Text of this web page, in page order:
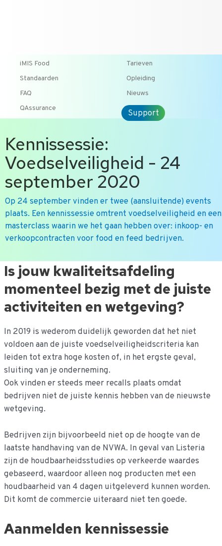
iMIS Food
Tarieven
Standaarden
Opleiding
FAQ
Nieuws
QAssurance
Support
Kennissessie:
Voedselveiligheid - 24
september 2020
Op 24 september vinden er twee (aansluitende) events
plaats. Een kennissessie omtrent voedselveiligheid en een
masterclass waarin we het gaan hebben over: inkoop- en
verkoopcontracten voor food en feed bedrijven.
Ga
naar
de
Is jouw kwaliteitsafdeling
momenteel bezig met de juiste
activiteiten en wetgeving?
In 2019 is wederom duidelijk geworden dat het niet
voldoen aan de juiste voedselveiligheidscriteria kan
leiden tot extra hoge kosten of, in het ergste geval,
sluiting van je onderneming.
Ook vinden er steeds meer recalls plaats omdat
bedrijven niet de juiste kennis hebben van de nieuwste
wetgeving.
Bedrijven zijn bijvoorbeeld niet op de hoogte van de
laatste handhaving van de NVWA. In geval van Listeria
zijn de houdbaarheidsstudies op verkeerde waardes
gebaseerd, waardoor alleen nog producten met een
houdbaarheid van 4 dagen uitgeleverd kunnen worden.
Dit komt de commercie uiteraard niet ten goede.
Aanmelden kennissessie